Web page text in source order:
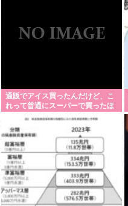
通販でアイス買ったんだけど、こ
れって普通にスーパーで買ったほ